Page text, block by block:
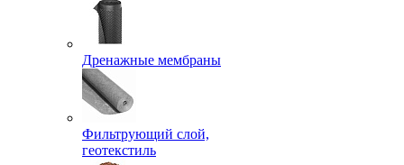
Дренажные мембраны
Фильтрующий слой,
геотекстиль